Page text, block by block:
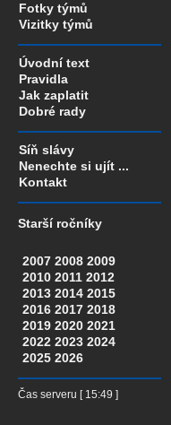
Fotky týmů
Vizitky týmů
Úvodní text
Pravidla
Jak zaplatit
Dobré rady
Síň slávy
Nenechte si ujít ...
Kontakt
Starší ročníky
2007 2008 2009
2010 2011 2012
2013 2014 2015
2016 2017 2018
2019 2020 2021
2022 2023 2024
2025 2026
Čas serveru [ 15:49 ]